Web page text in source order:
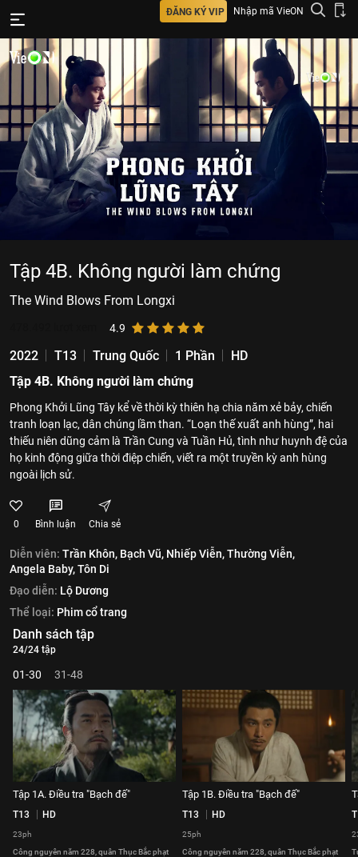
ĐĂNG KÝ VIP Nhập mã VieON
Tập 4B. Không người làm chứng
The Wind Blows From Longxi
4.9
2022 T13 Trung Quốc 1 Phần
HD
Tập 4B. Không người làm chứng
Phong Khởi Lũng Tây kể về thời kỳ thiên hạ chia năm xẻ bảy, chiến
tranh loạn lạc, dân chúng lầm than. “Loạn thế xuất anh hùng”, hai
thiếu niên dũng cảm là Trần Cung và Tuần Hủ, tình như huynh đệ của
họ kinh động giữa thời điệp chiến, viết ra một truyền kỳ anh hùng
ngoài lịch sử.
0 Bình luận Chia sẻ
Diễn viên: Trần Khôn, Bạch Vũ, Nhiếp Viễn,Thường Viễn,
Angela Baby,Tôn Di
Đạo diễn: Lộ Dương
Thể loại: Phim cổ trang
Danh sách tập
24/24 tập
01-30 31-48
Tập 1A. Điều tra "Bạch đế"
T13 HD
23ph
Công nguyên năm 228, quân Thục Bắc phạt
Tập 1B. Điều tra "Bạch đế"
T13 HD
25ph
Công nguyên năm 228, quân Thục Bắc phạt